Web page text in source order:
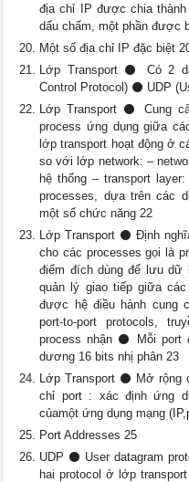
địa chỉ IP được chia
dấu chấm, một phần được
Một số địa chỉ IP đặc biệt
Lớp Transport ⚫ Có 2
Control Protocol) ⚫ UDP
Lớp Transport ⚫ Cung
process ứng dụng giữa
lớp transport hoạt động ở
so với lớp network: –
hệ thống – transport
processes, dựa trên các
một số chức năng 22
Lớp Transport ⚫ Định
cho các processes gọi là
điểm đích dùng để lưu dữ
quản lý giao tiếp giữa
được hệ điều hành cung
port-to-port protocols,
process nhận ⚫ Mỗi
dương 16 bits nhị phân 23
Lớp Transport ⚫ Mở rộng
chỉ port : xác định ứng
củamột ứng dụng mạng
Port Addresses 25
UDP ⚫ User datagram
hai protocol ở lớp